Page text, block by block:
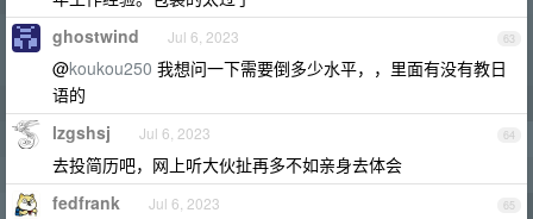
63
ghostwind Jul 6, 2023
@koukou250 我想问一下需要倒多少水平，，里面有没有教日
语的
64
lzgshsj Jul 6, 2023
去投简历吧，网上听大伙扯再多不如亲身去体会
65
fedfrank Jul 6, 2023